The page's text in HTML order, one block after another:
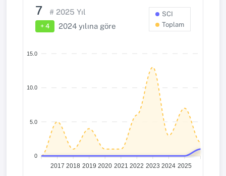
7 # 2025 Yıl
+ 4 2024 yılına göre
SCI
Toplam
15.0
10.0
5.0
0
2017 2018 2019 2020 2021 2022 2023 2024 2025